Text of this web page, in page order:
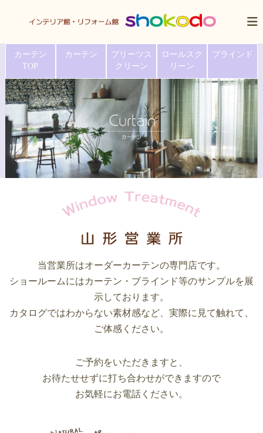
へ
ス
キ
ン
テ
リ
ア
館
・
リ
フ
ォ
ー
o
式
会
尚
古
カーテン
TOP
カーテン
プリーツス
クリーン
ロールスク
リーン
ブラインド
当営業所はオーダーカーテンの専門店です。
ショールームにはカーテン・ブラインド等のサンプルを展
示しております。
カタログではわからない素材感など、実際に見て触れて、
ご体感ください。
ご予約をいただきますと、
お待たせせずに打ち合わせができますので
お気軽にお電話ください。